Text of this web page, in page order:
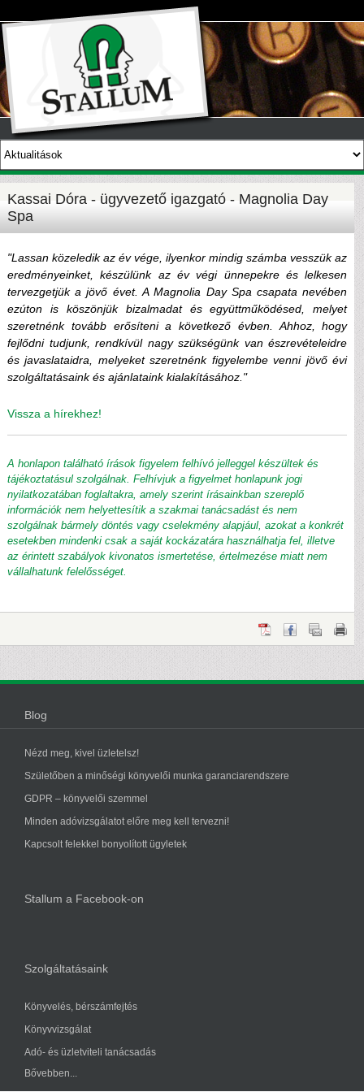
Kassai Dóra - ügyvezető igazgató - Magnolia Day
Spa
"Lassan közeledik az év vége, ilyenkor mindig számba vesszük az
eredményeinket, készülünk az év végi ünnepekre és lelkesen
tervezgetjük a jövő évet. A Magnolia Day Spa csapata nevében
ezúton is köszönjük bizalmadat és együttműködésed, melyet
szeretnénk tovább erősíteni a következő évben. Ahhoz, hogy
fejlődni tudjunk, rendkívül nagy szükségünk van észrevételeidre
és javaslataidra, melyeket szeretnénk figyelembe venni jövő évi
szolgáltatásaink és ajánlataink kialakításához."
Vissza a hírekhez!
A honlapon található írások figyelem felhívó jelleggel készültek és
tájékoztatásul szolgálnak. Felhívjuk a figyelmet honlapunk jogi
nyilatkozatában foglaltakra, amely szerint írásainkban szereplő
információk nem helyettesítik a szakmai tanácsadást és nem
szolgálnak bármely döntés vagy cselekmény alapjául, azokat a konkrét
esetekben mindenki csak a saját kockázatára használhatja fel, illetve
az érintett szabályok kivonatos ismertetése, értelmezése miatt nem
vállalhatunk felelősséget.
Blog
Nézd meg, kivel üzletelsz!
Születőben a minőségi könyvelői munka garanciarendszere
GDPR – könyvelői szemmel
Minden adóvizsgálatot előre meg kell tervezni!
Kapcsolt felekkel bonyolított ügyletek
Stallum a Facebook-on
Szolgáltatásaink
Könyvelés, bérszámfejtés
Könyvvizsgálat
Adó- és üzletviteli tanácsadás
Bővebben...